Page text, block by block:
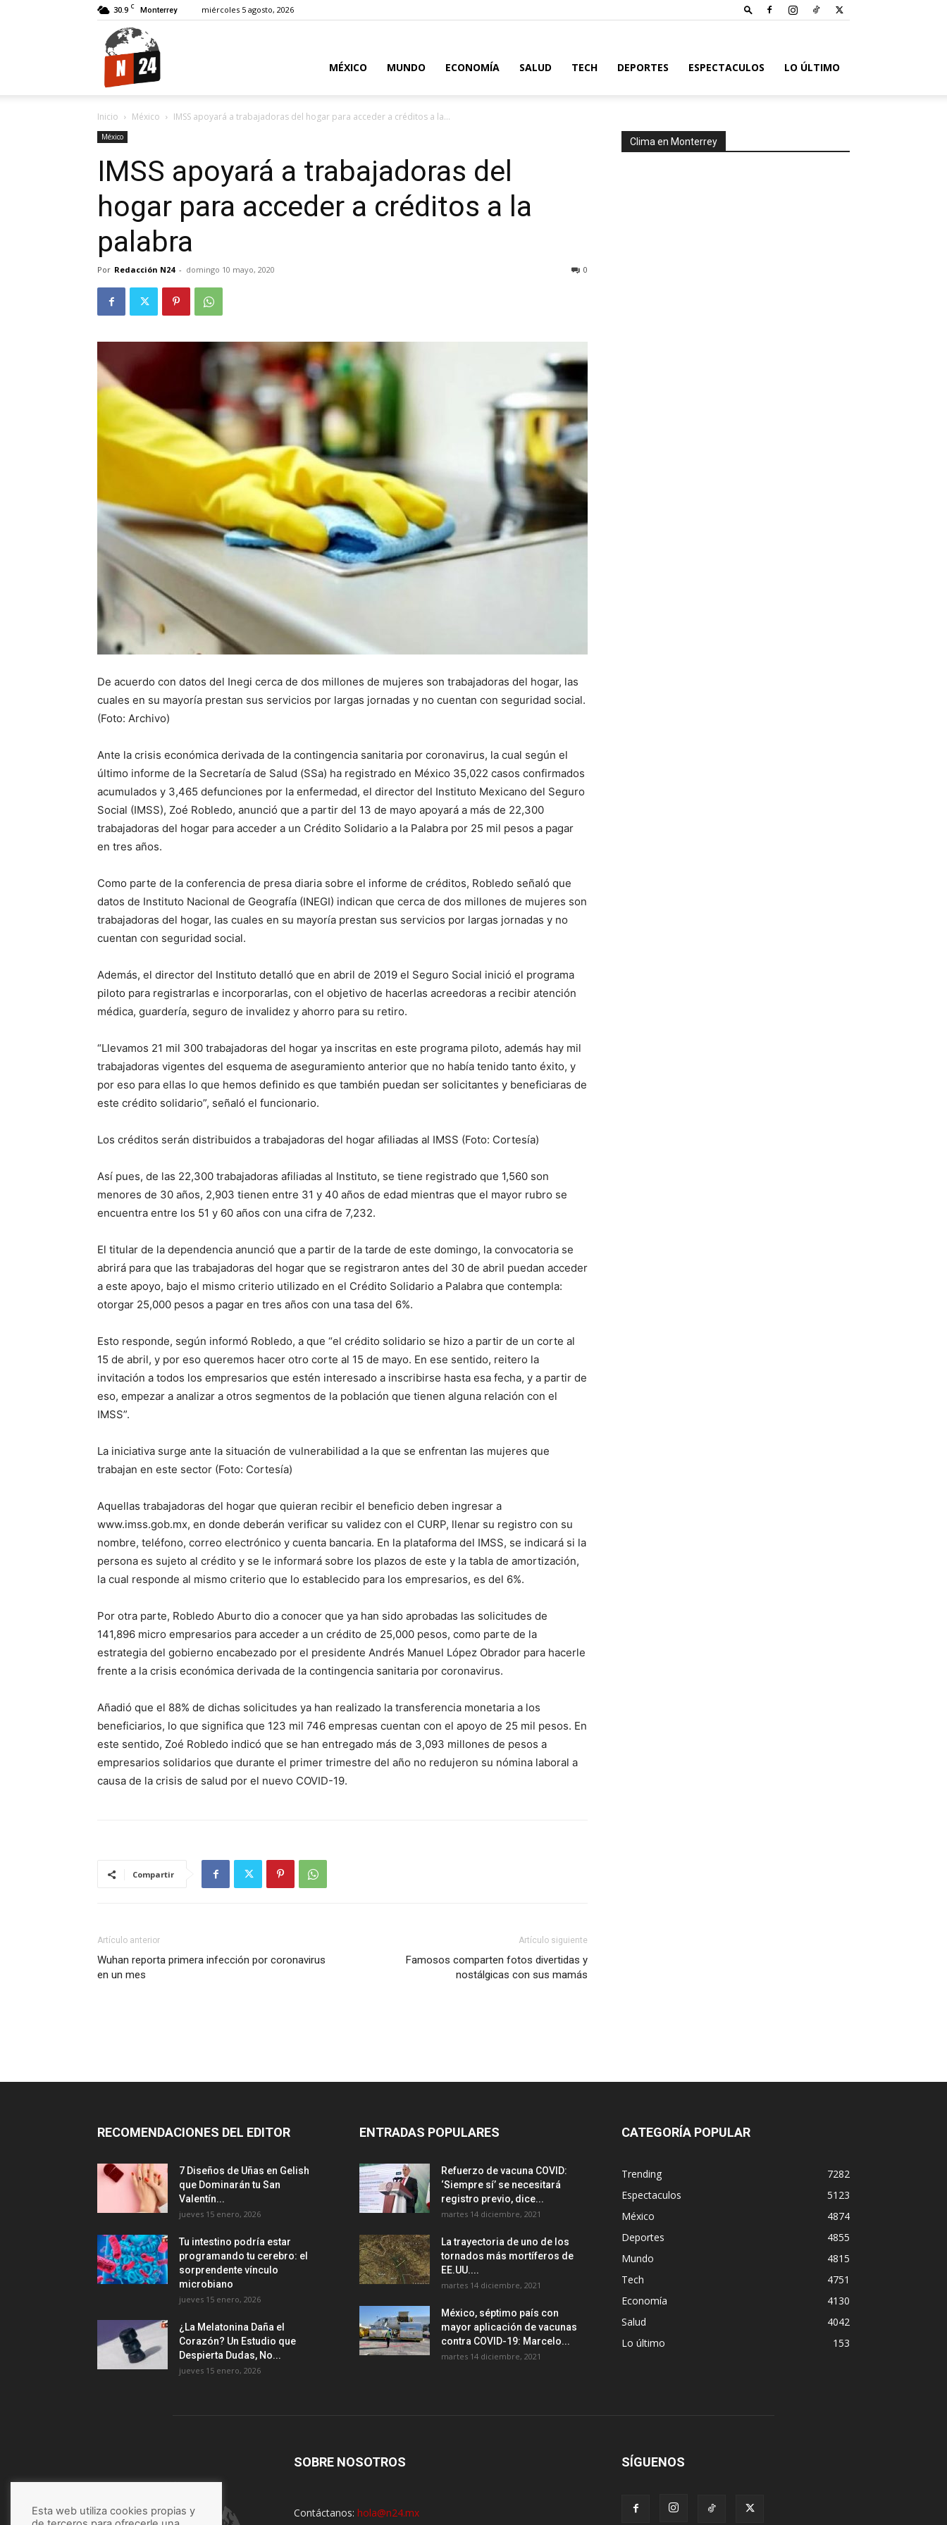
30.9 C Monterrey miércoles 5 agosto, 2026
MÉXICO MUNDO ECONOMÍA SALUD TECH DEPORTES ESPECTACULOS LO ÚLTIMO
Inicio México IMSS apoyará a trabajadoras del hogar para acceder a créditos a la...
México
IMSS apoyará a trabajadoras del
hogar para acceder a créditos a la
palabra
Por Redacción N24 - domingo 10 mayo, 2020 0
De acuerdo con datos del Inegi cerca de dos millones de mujeres son trabajadoras del hogar, las
cuales en su mayoría prestan sus servicios por largas jornadas y no cuentan con seguridad social.
(Foto: Archivo)
Ante la crisis económica derivada de la contingencia sanitaria por coronavirus, la cual según el
último informe de la Secretaría de Salud (SSa) ha registrado en México 35,022 casos confirmados
acumulados y 3,465 defunciones por la enfermedad, el director del Instituto Mexicano del Seguro
Social (IMSS), Zoé Robledo, anunció que a partir del 13 de mayo apoyará a más de 22,300
trabajadoras del hogar para acceder a un Crédito Solidario a la Palabra por 25 mil pesos a pagar
en tres años.
Como parte de la conferencia de presa diaria sobre el informe de créditos, Robledo señaló que
datos de Instituto Nacional de Geografía (INEGI) indican que cerca de dos millones de mujeres son
trabajadoras del hogar, las cuales en su mayoría prestan sus servicios por largas jornadas y no
cuentan con seguridad social.
Además, el director del Instituto detalló que en abril de 2019 el Seguro Social inició el programa
piloto para registrarlas e incorporarlas, con el objetivo de hacerlas acreedoras a recibir atención
médica, guardería, seguro de invalidez y ahorro para su retiro.
“Llevamos 21 mil 300 trabajadoras del hogar ya inscritas en este programa piloto, además hay mil
trabajadoras vigentes del esquema de aseguramiento anterior que no había tenido tanto éxito, y
por eso para ellas lo que hemos definido es que también puedan ser solicitantes y beneficiaras de
este crédito solidario”, señaló el funcionario.
Los créditos serán distribuidos a trabajadoras del hogar afiliadas al IMSS (Foto: Cortesía)
Así pues, de las 22,300 trabajadoras afiliadas al Instituto, se tiene registrado que 1,560 son
menores de 30 años, 2,903 tienen entre 31 y 40 años de edad mientras que el mayor rubro se
encuentra entre los 51 y 60 años con una cifra de 7,232.
El titular de la dependencia anunció que a partir de la tarde de este domingo, la convocatoria se
abrirá para que las trabajadoras del hogar que se registraron antes del 30 de abril puedan acceder
a este apoyo, bajo el mismo criterio utilizado en el Crédito Solidario a Palabra que contempla:
otorgar 25,000 pesos a pagar en tres años con una tasa del 6%.
Esto responde, según informó Robledo, a que “el crédito solidario se hizo a partir de un corte al
15 de abril, y por eso queremos hacer otro corte al 15 de mayo. En ese sentido, reitero la
invitación a todos los empresarios que estén interesado a inscribirse hasta esa fecha, y a partir de
eso, empezar a analizar a otros segmentos de la población que tienen alguna relación con el
IMSS”.
La iniciativa surge ante la situación de vulnerabilidad a la que se enfrentan las mujeres que
trabajan en este sector (Foto: Cortesía)
Aquellas trabajadoras del hogar que quieran recibir el beneficio deben ingresar a
www.imss.gob.mx, en donde deberán verificar su validez con el CURP, llenar su registro con su
nombre, teléfono, correo electrónico y cuenta bancaria. En la plataforma del IMSS, se indicará si la
persona es sujeto al crédito y se le informará sobre los plazos de este y la tabla de amortización,
la cual responde al mismo criterio que lo establecido para los empresarios, es del 6%.
Por otra parte, Robledo Aburto dio a conocer que ya han sido aprobadas las solicitudes de
141,896 micro empresarios para acceder a un crédito de 25,000 pesos, como parte de la
estrategia del gobierno encabezado por el presidente Andrés Manuel López Obrador para hacerle
frente a la crisis económica derivada de la contingencia sanitaria por coronavirus.
Añadió que el 88% de dichas solicitudes ya han realizado la transferencia monetaria a los
beneficiarios, lo que significa que 123 mil 746 empresas cuentan con el apoyo de 25 mil pesos. En
este sentido, Zoé Robledo indicó que se han entregado más de 3,093 millones de pesos a
empresarios solidarios que durante el primer trimestre del año no redujeron su nómina laboral a
causa de la crisis de salud por el nuevo COVID-19.
Compartir
Artículo anterior
Wuhan reporta primera infección por coronavirus
en un mes
Artículo siguiente
Famosos comparten fotos divertidas y
nostálgicas con sus mamás
Clima en Monterrey
RECOMENDACIONES DEL EDITOR
7 Diseños de Uñas en Gelish
que Dominarán tu San
Valentín...
jueves 15 enero, 2026
Tu intestino podría estar
programando tu cerebro: el
sorprendente vínculo
microbiano
jueves 15 enero, 2026
¿La Melatonina Daña el
Corazón? Un Estudio que
Despierta Dudas, No...
jueves 15 enero, 2026
ENTRADAS POPULARES
Refuerzo de vacuna COVID:
‘Siempre sí’ se necesitará
registro previo, dice...
martes 14 diciembre, 2021
La trayectoria de uno de los
tornados más mortíferos de
EE.UU....
martes 14 diciembre, 2021
México, séptimo país con
mayor aplicación de vacunas
contra COVID-19: Marcelo...
martes 14 diciembre, 2021
CATEGORÍA POPULAR
Trending
7282
Espectaculos
5123
México
4874
Deportes
4855
Mundo
4815
Tech
4751
Economía
4130
Salud
4042
Lo último
153
SOBRE NOSOTROS
Contáctanos: hola@n24.mx
SÍGUENOS
Esta web utiliza cookies propias y